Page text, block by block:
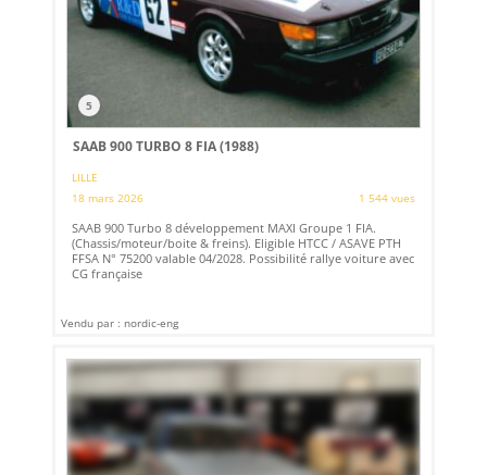
5
SAAB 900 TURBO 8 FIA (1988)
LILLE
18 mars 2026
1 544 vues
SAAB 900 Turbo 8 développement MAXI Groupe 1 FIA.
(Chassis/moteur/boite & freins). Eligible HTCC / ASAVE PTH
FFSA N° 75200 valable 04/2028. Possibilité rallye voiture avec
CG française
Vendu par : nordic-eng